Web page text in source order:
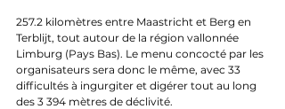
257.2 kilomètres entre Maastricht et Berg en
Terblijt, tout autour de la région vallonnée
Limburg (Pays Bas). Le menu concocté par les
organisateurs sera donc le même, avec 33
difficultés à ingurgiter et digérer tout au long
des 3 394 mètres de déclivité.